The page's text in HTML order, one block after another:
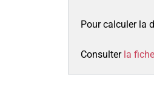
Pour calculer la
Consulterla fiche